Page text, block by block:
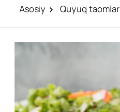
Asosiy Quyuq taomlar